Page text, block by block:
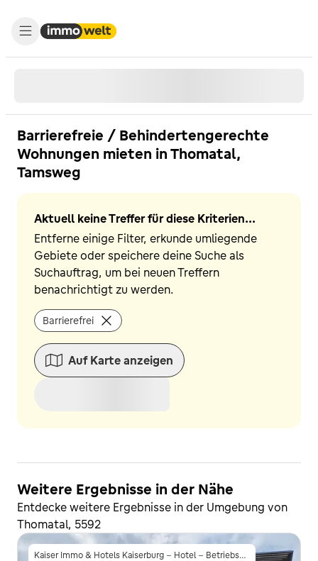
Barrierefreie / Behindertengerechte
Wohnungen mieten in Thomatal,
Tamsweg
Aktuell keine Treffer für diese Kriterien...
Entferne einige Filter, erkunde umliegende
Gebiete oder speichere deine Suche als
Suchauftrag, um bei neuen Treffern
benachrichtigt zu werden.
Barrierefrei
Auf Karte anzeigen
Weitere Ergebnisse in der Nähe
Entdecke weitere Ergebnisse in der Umgebung von
Thomatal, 5592
Kaiser Immo & Hotels Kaiserburg - Hotel - Betriebsgesellschaft m.b.H.